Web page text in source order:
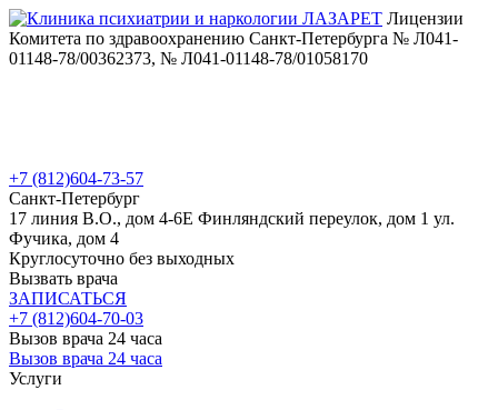
Лицензии
Комитета по здравоохранению Санкт-Петербурга № Л041-
01148-78/00362373, № Л041-01148-78/01058170
+7 (812)604-73-57
Санкт-Петербург
17 линия В.О., дом 4-6Е Финляндский переулок, дом 1 ул.
Фучика, дом 4
Круглосуточно без выходных
Вызвать врача
ЗАПИСАТЬСЯ
+7 (812)604-70-03
Вызов врача 24 часа
Вызов врача 24 часа
Услуги